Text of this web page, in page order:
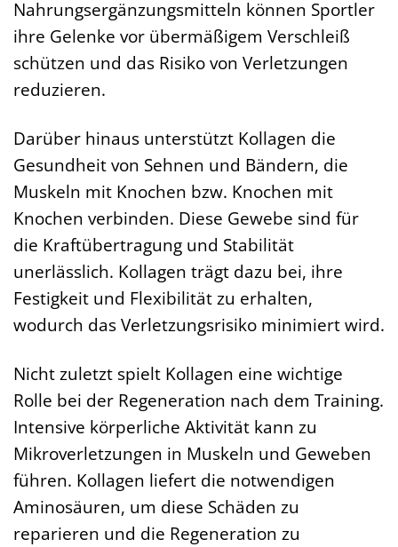
Nahrungsergänzungsmitteln können Sportler
ihre Gelenke vor übermäßigem Verschleiß
schützen und das Risiko von Verletzungen
reduzieren.
Darüber hinaus unterstützt Kollagen die
Gesundheit von Sehnen und Bändern, die
Muskeln mit Knochen bzw. Knochen mit
Knochen verbinden. Diese Gewebe sind für
die Kraftübertragung und Stabilität
unerlässlich. Kollagen trägt dazu bei, ihre
Festigkeit und Flexibilität zu erhalten,
wodurch das Verletzungsrisiko minimiert wird.
Nicht zuletzt spielt Kollagen eine wichtige
Rolle bei der Regeneration nach dem Training.
Intensive körperliche Aktivität kann zu
Mikroverletzungen in Muskeln und Geweben
führen. Kollagen liefert die notwendigen
Aminosäuren, um diese Schäden zu
reparieren und die Regeneration zu